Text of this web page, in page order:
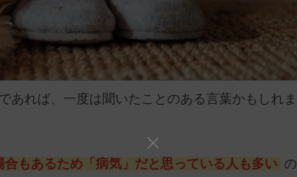
あれば、一度は聞いたことのある言葉かもしれま
合もあるため「病気」だと思っている人も多い の